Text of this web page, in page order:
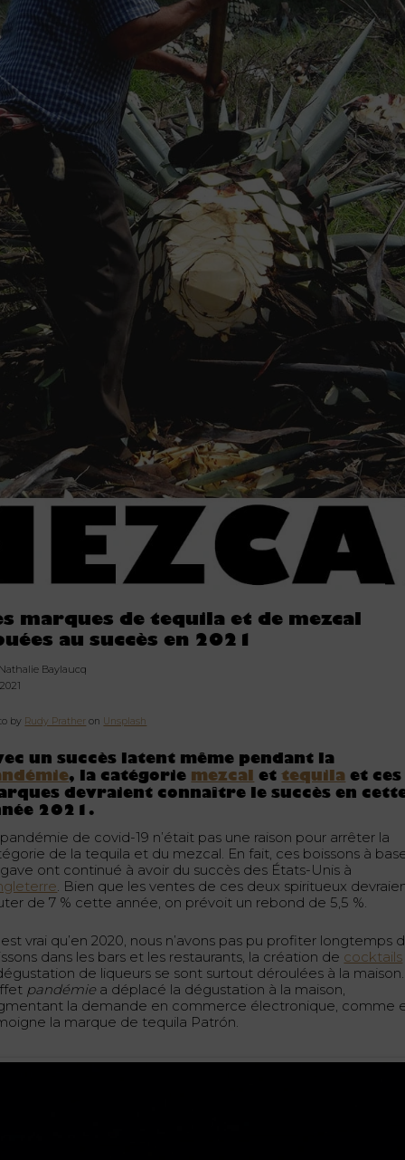
marques de tequila et de mezcal
au succès en 2021
Baylaucq
by Rudy Prather on Unsplash
un succès latent même pendant la
, la catégorie mezcal ettequila et ces
devraient connaître le succès en
2021.
de covid-19 n’était pas une raison pour arrêter la
de la tequila et du mezcal. En fait, ces boissons à
ont continué à avoir du succès des États-Unis à
. Bien que les ventes de ces deux spiritueux
de 7 % cette année, on prévoit un rebond de 5,5 %.
est vrai qu’en 2020, nous n’avons pas pu profiter longtemps
dans les bars et les restaurants, la création de cocktails
de liqueurs se sont surtout déroulées à la maison.
pandémie a déplacé la dégustation à la maison,
la demande en commerce électronique, comme
la marque de tequila Patrón.